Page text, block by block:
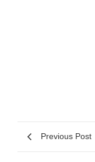
Previous Post